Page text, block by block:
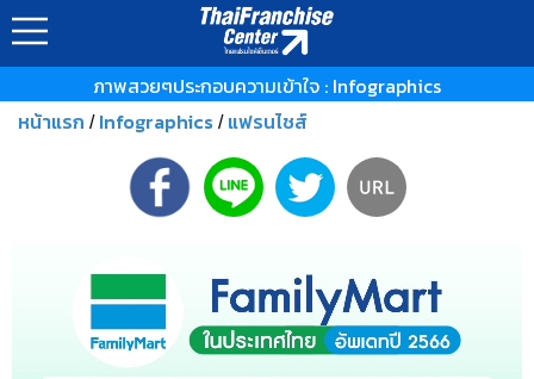
ภาพสวยๆประกอบความเข้าใจ : Infographics
หน้าแรก / Infographics / แฟรนไชส์